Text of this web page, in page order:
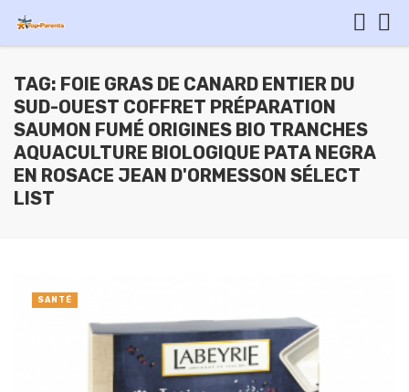
TAG: FOIE GRAS DE CANARD ENTIER DU
SUD-OUEST COFFRET PRÉPARATION
SAUMON FUMÉ ORIGINES BIO TRANCHES
AQUACULTURE BIOLOGIQUE PATA NEGRA
EN ROSACE JEAN D'ORMESSON SÉLECT
LIST
SANTÉ